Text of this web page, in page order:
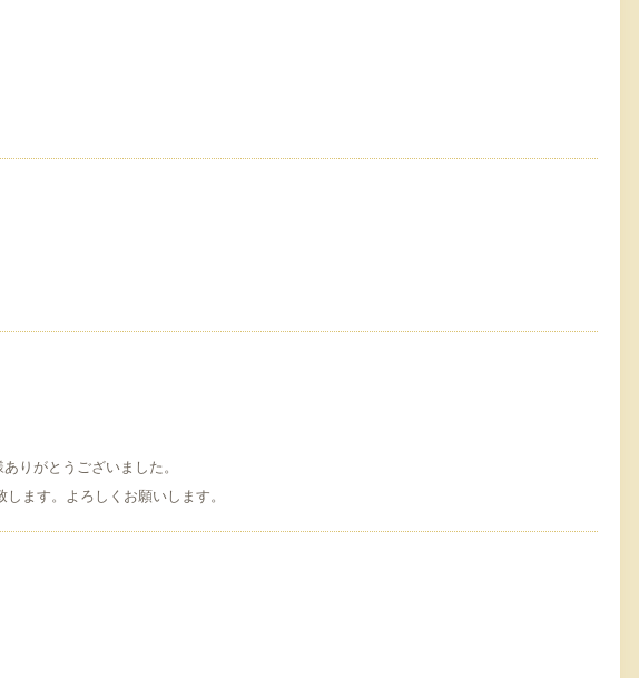
りがとうございました。
す。よろしくお願いします。